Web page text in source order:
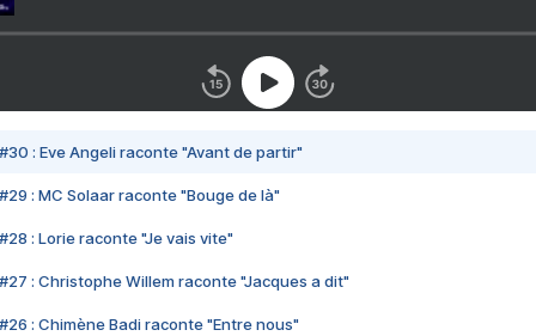
#30 : Eve Angeli raconte "Avant de partir"
#29 : MC Solaar raconte "Bouge de là"
#28 : Lorie raconte "Je vais vite"
#27 : Christophe Willem raconte "Jacques a dit"
#26 : Chimène Badi raconte "Entre nous"